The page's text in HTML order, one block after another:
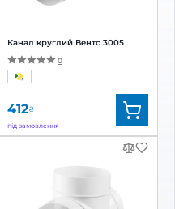
Канал круглий Вентс 3005
0
412₴
під замовлення
Вентс
0000225055